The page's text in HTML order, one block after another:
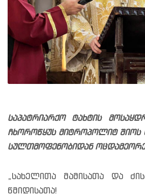
საპატრიარქო ტახტის
ჩხოროწყუს მიტროპოლიტ შიოს
სულთმოფენობიდან ოცდამეორე
„სახელითა მამისათა და
წმიდისათა!